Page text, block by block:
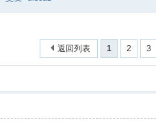
1 2 3
返回列表